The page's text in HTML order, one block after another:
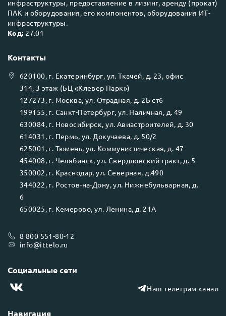
инфраструктуры, предоставление в лизинг, аренду (прокат)
ПАК и оборудования, его компонентов, оборудования ИТ-
инфраструктуры.
Код: 27.01
Навигация
Контакты
620100, г. Екатеринбург, ул.Ткачей, д. 23, офис
314, 3 этаж (БЦ «Клевер Парк»)
127273, г. Москва, ул. Отрадная, д. 2Б ст6
199155, г. Санкт-Петербург, ул. Наличная, д. 49
630084, г. Новосибирск, ул. Авиастроителей, д. 30
614031 , г. Пермь, ул. Докучаева, д. 50/2
625001 , г. Тюмень, ул. Коммунистическая, д. 47
454008, г. Челябинск, ул. Свердловский тракт, д. 5
350002, г. Краснодар, ул. Северная, д.490
344022, г. Ростов-на-Дону, ул. Нижнебульварная, д.
6
650025, г. Кемерово, ул. Ленина, д. 21А
8 800 551-80-12
info@ittelo.ru
Социальные сети
Наш телеграм канал